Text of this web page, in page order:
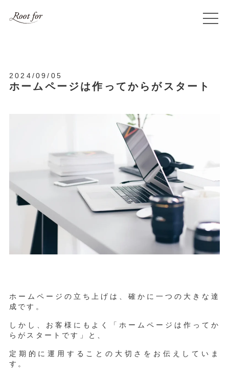
2024/09/05
ホームページは作ってからがスタート
ホームページの立ち上げは、確かに一つの大きな達
成です。
しかし、お客様にもよく「ホームページは作ってか
らがスタートです」と、
定期的に運用することの大切さをお伝えしていま
す。